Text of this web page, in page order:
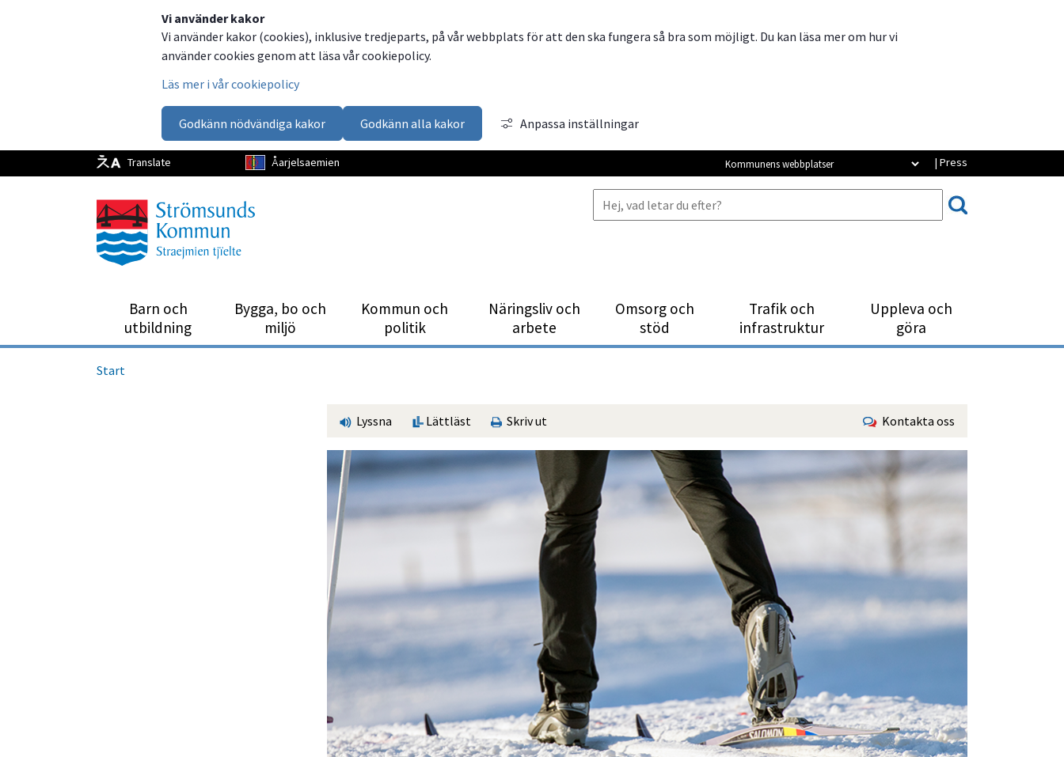
Vi använder kakor
Vi använder kakor (cookies), inklusive tredjeparts, på vår webbplats för att den ska fungera så bra som möjligt. Du kan läsa mer om hur vi
använder cookies genom att läsa vår cookiepolicy.
Läs mer i vår cookiepolicy
Godkänn nödvändiga kakor Godkänn alla kakor Anpassa inställningar
Translate Åarjelsaemien | Press
Kommunens webbplatser
Barn och
utbild­ning
Bygga, bo och
miljö
Kommun och
politik
Närings­liv och
arbete
Omsorg och
stöd
Trafik och
infrastruktur
Uppleva och
göra
Start
Lyssna Lättläst Skriv ut Kontakta oss